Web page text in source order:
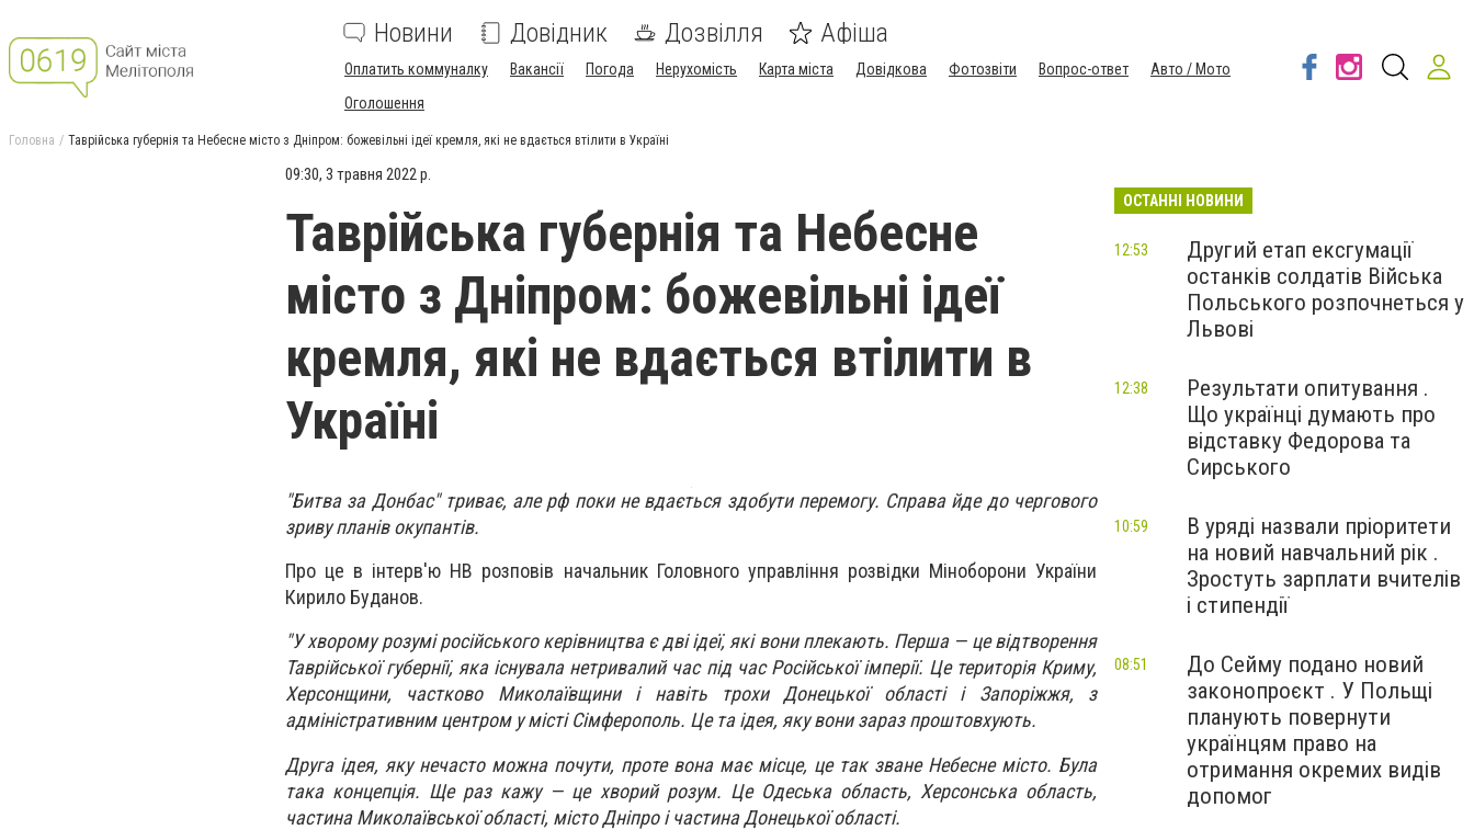
Новини Довідник Дозвілля Афіша
Оплатить коммуналку Вакансії Погода Нерухомість Карта міста Довідкова Фотозвіти Вопрос-ответ
Авто / Мото
Оголошення
Головна Таврійська губернія та Небесне місто з Дніпром: божевільні ідеї кремля, які не вдається втілити в Україні
09:30, 3 травня 2022 р.
Таврійська губернія та Небесне
місто з Дніпром: божевільні ідеї
кремля, які не вдається втілити в
Україні
"Битва за Донбас" триває, але рф поки не вдається здобути перемогу. Справа йде до чергового
зриву планів окупантів.
Про це в інтерв'ю НВ розповів начальник Головного управління розвідки Міноборони України
Кирило Буданов.
"У хворому розумі російського керівництва є дві ідеї, які вони плекають. Перша — це відтворення
Таврійської губернії, яка існувала нетривалий час під час Російської імперії. Це територія Криму,
Херсонщини, частково Миколаївщини і навіть трохи Донецької області і Запоріжжя, з
адміністративним центром у місті Сімферополь. Це та ідея, яку вони зараз проштовхують.
Друга ідея, яку нечасто можна почути, проте вона має місце, це так зване Небесне місто. Була
така концепція. Ще раз кажу — це хворий розум. Це Одеська область, Херсонська область,
частина Миколаївської області, місто Дніпро і частина Донецької області.
ОСТАННІ НОВИНИ
Другий етап ексгумації
останків солдатів Війська
Польського розпочнеться у
Львові
12:53
Результати опитування .
Що українці думають про
відставку Федорова та
Сирського
12:38
В уряді назвали пріоритети
на новий навчальний рік .
Зростуть зарплати вчителів
і стипендії
10:59
До Сейму подано новий
законопроєкт . У Польщі
планують повернути
українцям право на
отримання окремих видів
допомог
08:51